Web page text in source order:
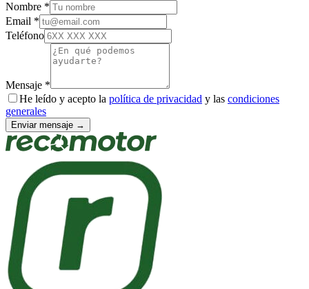
Nombre *
Email *
Teléfono
Mensaje *
He leído y acepto la política de privacidad y las condiciones
generales
Enviar mensaje →